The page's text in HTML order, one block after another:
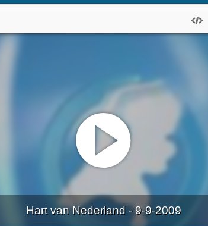
Hart van Nederland - 9-9-2009